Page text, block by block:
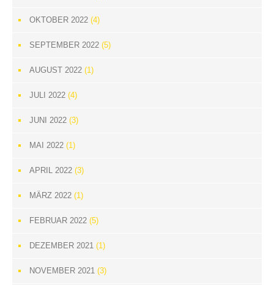
OKTOBER 2022 (4)
SEPTEMBER 2022 (5)
AUGUST 2022 (1)
JULI 2022 (4)
JUNI 2022 (3)
MAI 2022 (1)
APRIL 2022 (3)
MÄRZ 2022 (1)
FEBRUAR 2022 (5)
DEZEMBER 2021 (1)
NOVEMBER 2021 (3)